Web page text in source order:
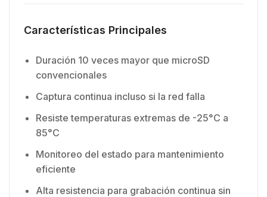
Características Principales
Duración 10 veces mayor que microSD
convencionales
Captura continua incluso si la red falla
Resiste temperaturas extremas de -25°C a
85°C
Monitoreo del estado para mantenimiento
eficiente
Alta resistencia para grabación continua sin